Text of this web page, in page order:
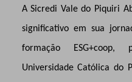
A Sicredi Vale do Piquiri
significativo em sua
formação ESG+coop,
Universidade Católica do